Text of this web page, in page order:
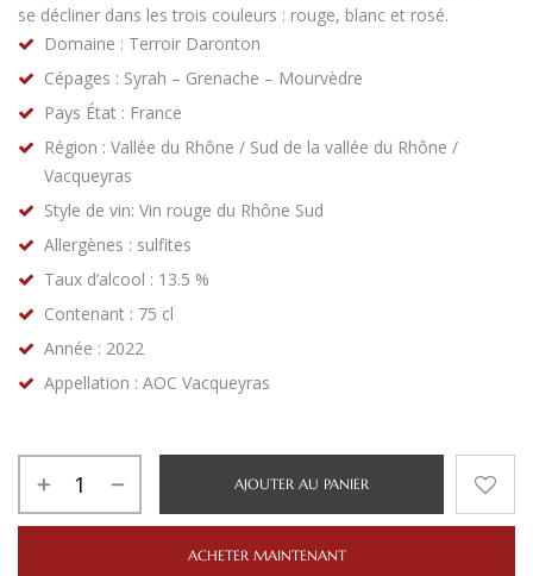
se décliner dans les trois couleurs : rouge, blanc et rosé.
Domaine : Terroir Daronton
Cépages : Syrah – Grenache – Mourvèdre
Pays État : France
Région : Vallée du Rhône / Sud de la vallée du Rhône /
Vacqueyras
Style de vin: Vin rouge du Rhône Sud
Allergènes : sulfites
Taux d’alcool : 13.5 %
Contenant : 75 cl
Année : 2022
Appellation : AOC Vacqueyras
AJOUTER AU PANIER
ACHETER MAINTENANT